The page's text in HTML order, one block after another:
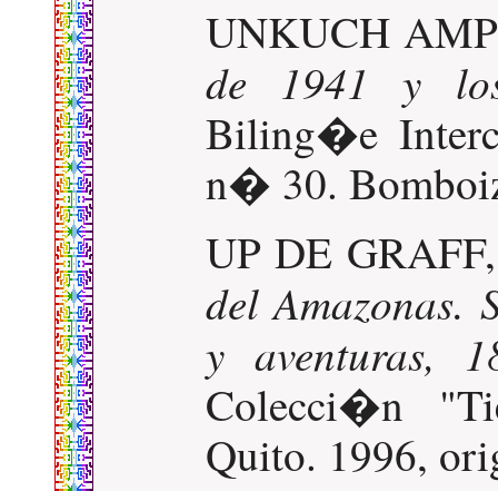
UNKUCH
de 1941 y
Biling�e
n� 30.
UP DE
del Amazonas.
y aventuras,
Colecci�n
Quito. 1996,